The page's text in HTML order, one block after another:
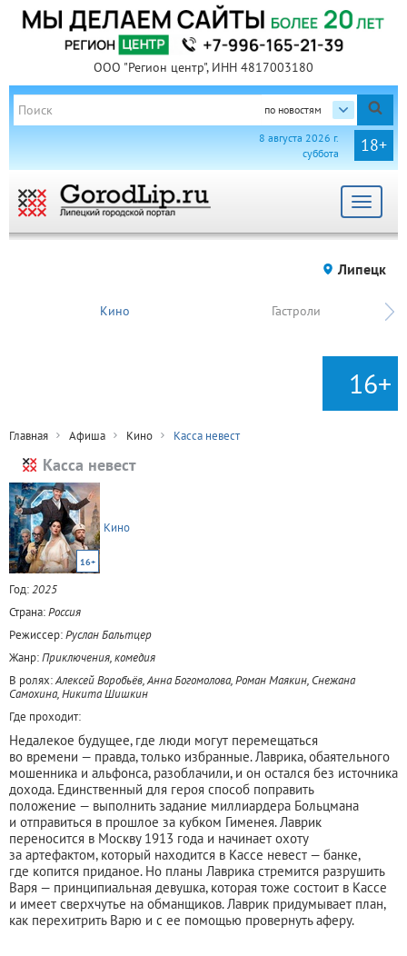
ООО "Регион центр", ИНН 4817003180
по новостям
18+
8 августа 2026 г.
суббота
Toggle
Липецк
Кино Гастроли
16+
Главная Афиша Кино Касса невест
Касса невест
16+
Кино
Год:2025
Страна:Россия
Режиссер:Руслан Бальтцер
Жанр:Приключения, комедия
В ролях:Алексей Воробьёв, Анна Богомолова, Роман Маякин, Снежана
Самохина, Никита Шишкин
Где проходит:
Недалекое будущее, где люди могут перемещаться
во времени — правда, только избранные. Лаврика, обаятельного
мошенника и альфонса, разоблачили, и он остался без источника
дохода. Единственный для героя способ поправить
положение — выполнить задание миллиардера Больцмана
и отправиться в прошлое за кубком Гименея. Лаврик
переносится в Москву 1913 года и начинает охоту
за артефактом, который находится в Кассе невест — банке,
где копится приданое. Но планы Лаврика стремится разрушить
Варя — принципиальная девушка, которая тоже состоит в Кассе
и имеет сверхчутье на обманщиков. Лаврик придумывает план,
как перехитрить Варю и с ее помощью провернуть аферу.